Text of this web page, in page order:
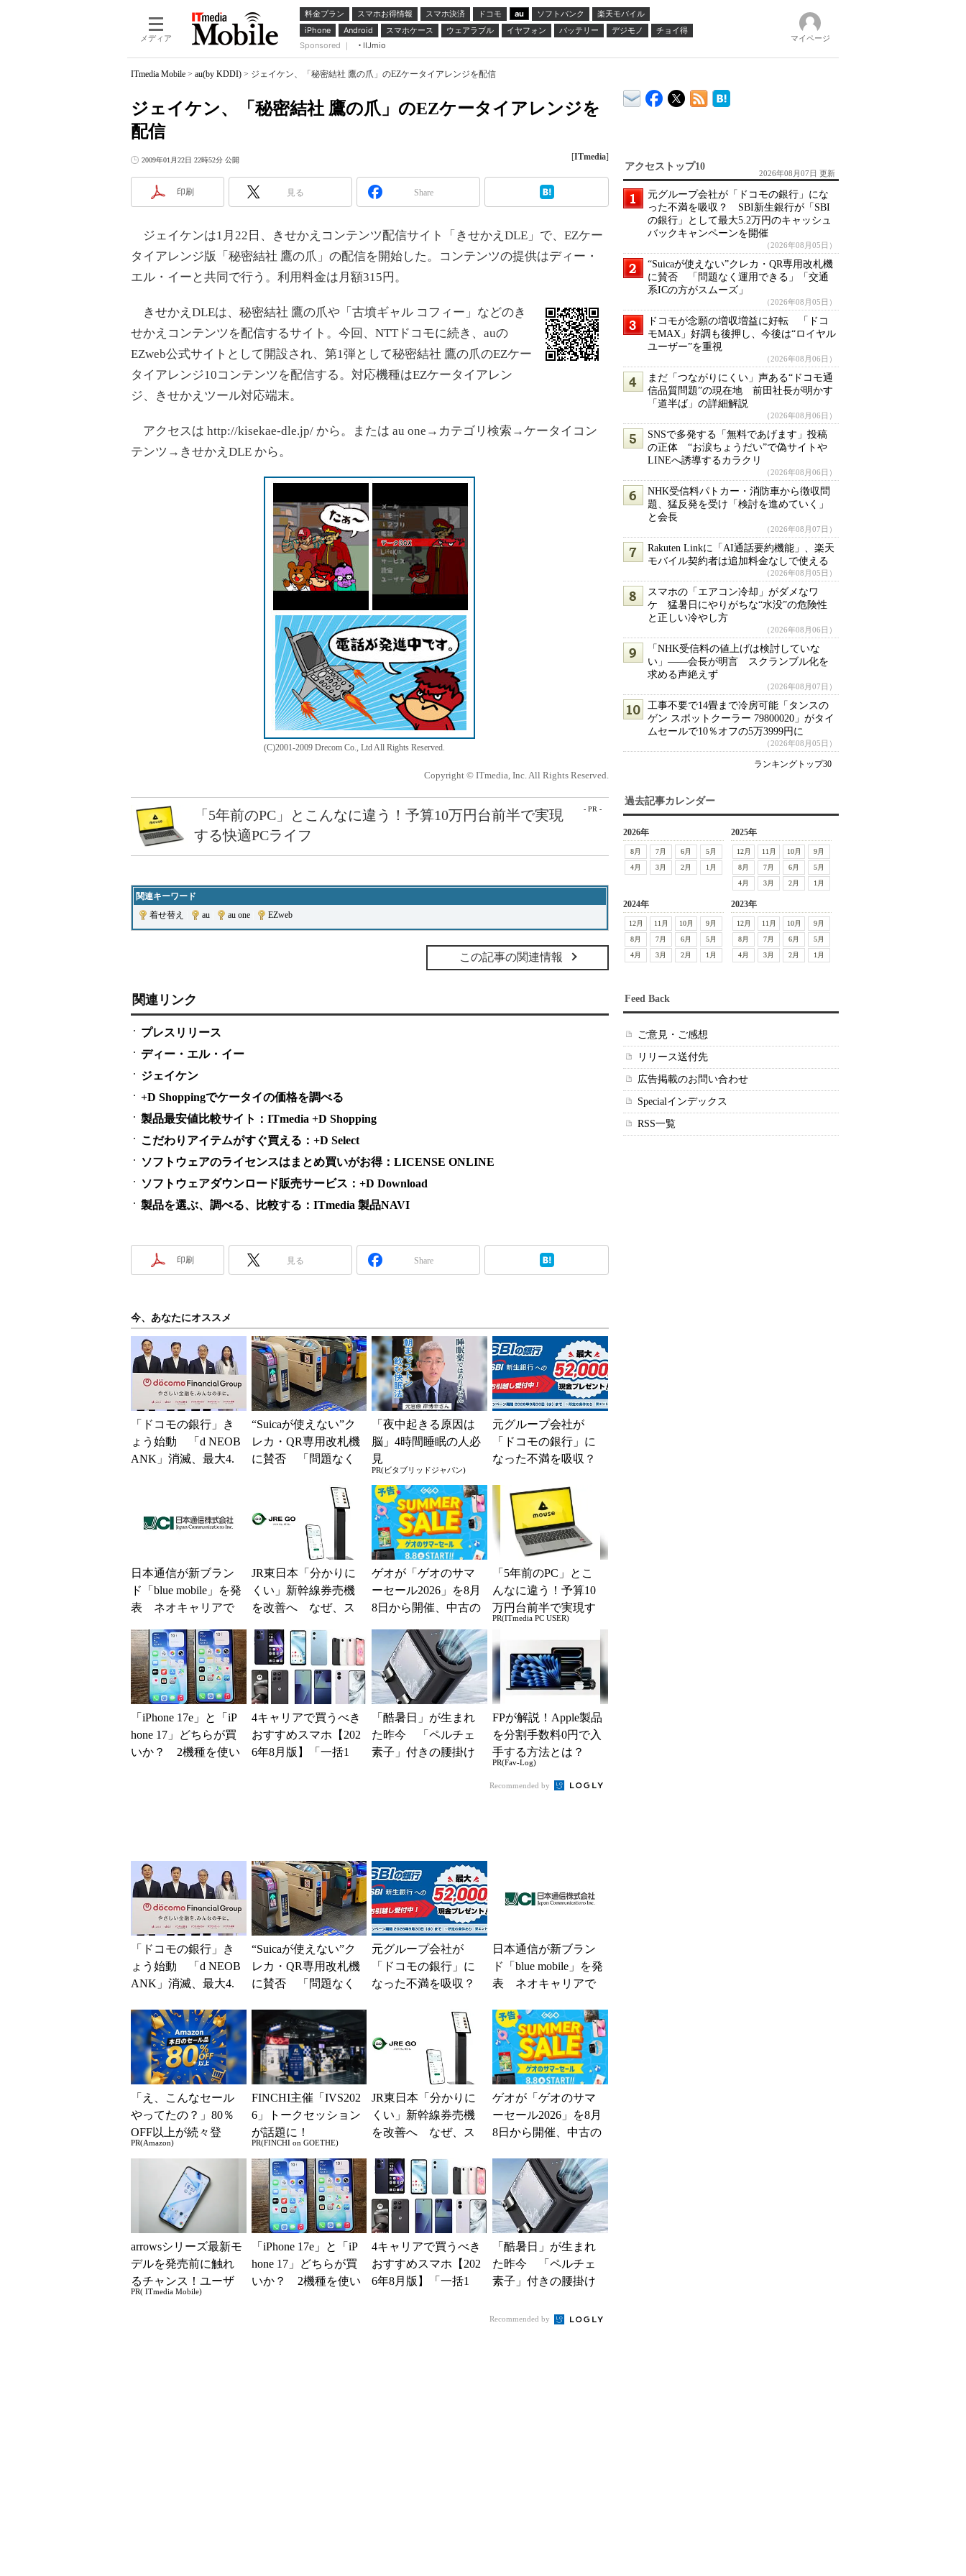
メディア
料金プラン スマホお得情報 スマホ決済 ドコモ au ソフトバンク
楽天モバイル
iPhone
Android スマホケース ウェアラブル イヤフォン バッテリー デジモノ
チョイ得
Sponsored ｜
IIJmio
マイページ
ITmedia Mobile > au(by KDDI) > ジェイケン、「秘密結社 鷹の爪」のEZケータイアレンジを配信
ジェイケン、「秘密結社 鷹の爪」のEZケータイアレンジを
配信
2009年01月22日 22時52分 公開 [ITmedia]
印刷 見る Share
ジェイケンは1月22日、きせかえコンテンツ配信サイト「きせかえDLE」で、EZケー
タイアレンジ版「秘密結社 鷹の爪」の配信を開始した。コンテンツの提供はディー・
エル・イーと共同で行う。利用料金は月額315円。
きせかえDLEは、秘密結社 鷹の爪や「古墳ギャル コフィー」などのき
せかえコンテンツを配信するサイト。今回、NTTドコモに続き、auの
EZweb公式サイトとして開設され、第1弾として秘密結社 鷹の爪のEZケー
タイアレンジ10コンテンツを配信する。対応機種はEZケータイアレン
ジ、きせかえツール対応端末。
アクセスは http://kisekae-dle.jp/ から。または au one→カテゴリ検索→ケータイコン
テンツ→きせかえDLE から。
(C)2001-2009 Drecom Co., Ltd All Rights Reserved.
Copyright © ITmedia, Inc. All Rights Reserved.
- PR -
「5年前のPC」とこんなに違う！予算10万円台前半で実現
する快適PCライフ
関連キーワード
着せ替え
au au one EZweb
この記事の関連情報
関連リンク
プレスリリース
ディー・エル・イー
ジェイケン
+D Shoppingでケータイの価格を調べる
製品最安値比較サイト：ITmedia +D Shopping
こだわりアイテムがすぐ買える：+D Select
ソフトウェアのライセンスはまとめ買いがお得：LICENSE ONLINE
ソフトウェアダウンロード販売サービス：+D Download
製品を選ぶ、調べる、比較する：ITmedia 製品NAVI
印刷 見る Share
今、あなたにオススメ
「ドコモの銀行」き
ょう始動 「d NEOB
ANK」消滅、最大4.
“Suicaが使えない”ク
レカ・QR専用改札機
に賛否 「問題なく
系ICの方がスムー...
「夜中起きる原因は
脳」4時間睡眠の人必
見
PR(ビタブリッドジャパン)
元グループ会社が
「ドコモの銀行」に
なった不満を吸収？
BIの銀行」として最
大5....
日本通信が新ブラン
ド「blue mobile」を発
表 ネオキャリアで
JR東日本「分かりに
くい」新幹線券売機
を改善へ なぜ、ス
の最短1分購入」を実
現？
ゲオが「ゲオのサマ
ーセール2026」を8月
8日から開催、中古の
「5年前のPC」とこ
んなに違う！予算10
万円台前半で実現す
る快適PCライフ
PR(ITmedia PC USER)
「iPhone 17e」と「iP
hone 17」どちらが買
いか？ 2機種を使い
4キャリアで買うべき
おすすめスマホ【202
6年8月版】「一括1
「酷暑日」が生まれ
た昨今 「ペルチェ
素子」付きの腰掛け
FPが解説！Apple製品
を分割手数料0円で入
手する方法とは？
PR(Fav-Log)
Recommended by
「ドコモの銀行」き
ょう始動 「d NEOB
ANK」消滅、最大4.
解説
“Suicaが使えない”ク
レカ・QR専用改札機
に賛否 「問題なく
系ICの方がスムー...
元グループ会社が
「ドコモの銀行」に
なった不満を吸収？
BIの銀行」として最
大5....
日本通信が新ブラン
ド「blue mobile」を発
表 ネオキャリアで
「え、こんなセール
やってたの？」80％
OFF以上が続々登
場！Amazonの本気が
PR(Amazon)
FINCHI主催「IVS202
6」トークセッション
が話題に！
PR(FINCHI on GOETHE)
JR東日本「分かりに
くい」新幹線券売機
を改善へ なぜ、ス
の最短1分購入」を実
現？
ゲオが「ゲオのサマ
ーセール2026」を8月
8日から開催、中古の
arrowsシリーズ最新モ
デルを発売前に触れ
るチャンス！ユーザ
ー座談会開催
PR( ITmedia Mobile)
「iPhone 17e」と「iP
hone 17」どちらが買
いか？ 2機種を使い
4キャリアで買うべき
おすすめスマホ【202
6年8月版】「一括1
「酷暑日」が生まれ
た昨今 「ペルチェ
素子」付きの腰掛け
る？
Recommended by
アクセストップ10
2026年08月07日 更新
元グループ会社が「ドコモの銀行」にな
った不満を吸収？ SBI新生銀行が「SBI
の銀行」として最大5.2万円のキャッシュ
バックキャンペーンを開催
（2026年08月05日）
“Suicaが使えない”クレカ・QR専用改札機
に賛否 「問題なく運用できる」「交通
系ICの方がスムーズ」
（2026年08月05日）
ドコモが念願の増収増益に好転 「ドコ
モMAX」好調も後押し、今後は“ロイヤル
ユーザー”を重視
（2026年08月06日）
まだ「つながりにくい」声ある“ドコモ通
信品質問題”の現在地 前田社長が明かす
「道半ば」の詳細解説
（2026年08月06日）
SNSで多発する「無料であげます」投稿
の正体 “お涙ちょうだい”で偽サイトや
LINEへ誘導するカラクリ
（2026年08月06日）
NHK受信料パトカー・消防車から徴収問
題、猛反発を受け「検討を進めていく」
と会長
（2026年08月07日）
Rakuten Linkに「AI通話要約機能」、楽天
モバイル契約者は追加料金なしで使える
（2026年08月05日）
スマホの「エアコン冷却」がダメなワ
ケ 猛暑日にやりがちな“水没”の危険性
と正しい冷やし方
（2026年08月06日）
「NHK受信料の値上げは検討していな
い」――会長が明言 スクランブル化を
求める声絶えず
（2026年08月07日）
工事不要で14畳まで冷房可能「タンスの
ゲン スポットクーラー 79800020」がタイ
ムセールで10％オフの5万3999円に
（2026年08月05日）
ランキングトップ30
過去記事カレンダー
2026年
8月 7月 6月
5月
4月
3月 2月 1月
2025年
12月 11月 10月
9月
8月
7月 6月
5月
4月
3月 2月 1月
2024年
12月 11月 10月
9月
8月
7月 6月
5月
4月
3月 2月 1月
2023年
12月 11月 10月
9月
8月
7月 6月
5月
4月
3月 2月 1月
Feed Back
ご意見・ご感想
リリース送付先
広告掲載のお問い合わせ
Specialインデックス
RSS一覧